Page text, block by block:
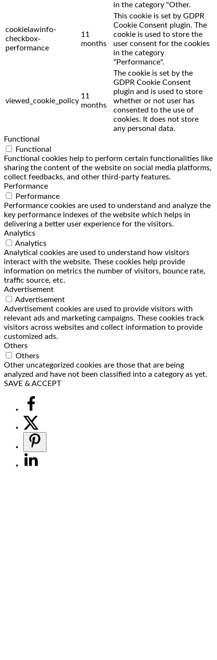
in the category "Other.
cookielawinfo-
checkbox-
performance
11
months
This cookie is set by GDPR
Cookie Consent plugin. The
cookie is used to store the
user consent for the cookies
in the category
"Performance".
viewed_cookie_policy
11
months
The cookie is set by the
GDPR Cookie Consent
plugin and is used to store
whether or not user has
consented to the use of
cookies. It does not store
any personal data.
Functional
Functional
Functional cookies help to perform certain functionalities like
sharing the content of the website on social media platforms,
collect feedbacks, and other third-party features.
Performance
Performance
Performance cookies are used to understand and analyze the
key performance indexes of the website which helps in
delivering a better user experience for the visitors.
Analytics
Analytics
Analytical cookies are used to understand how visitors
interact with the website. These cookies help provide
information on metrics the number of visitors, bounce rate,
traffic source, etc.
Advertisement
Advertisement
Advertisement cookies are used to provide visitors with
relevant ads and marketing campaigns. These cookies track
visitors across websites and collect information to provide
customized ads.
Others
Others
Other uncategorized cookies are those that are being
analyzed and have not been classified into a category as yet.
SAVE & ACCEPT